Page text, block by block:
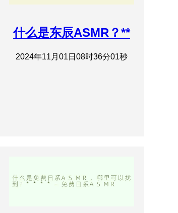
什么是东辰ASMR？**
2024年11月01日08时36分01秒